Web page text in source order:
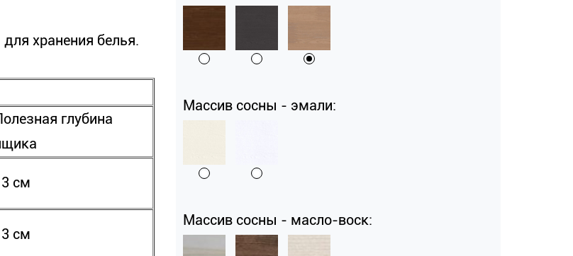
хранения белья.
глубина
см
см
Массив сосны - эмали:
Массив сосны - масло-воск: